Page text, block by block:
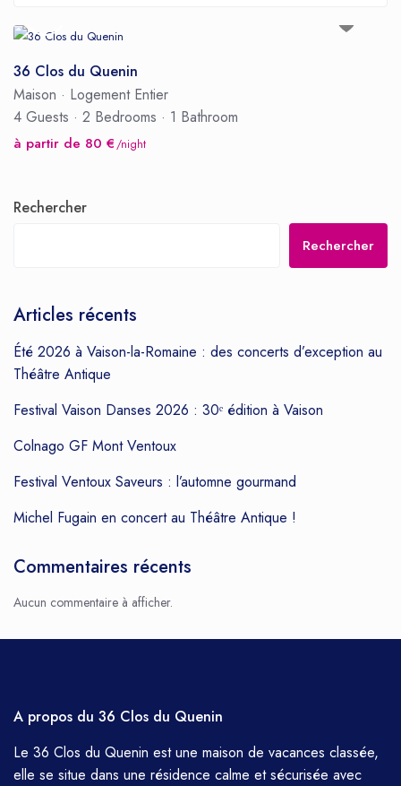
36 Clos du Quenin
Maison · Logement Entier
4 Guests · 2 Bedrooms · 1 Bathroom
à partir de 80 €/night
Rechercher
Rechercher
Articles récents
Été 2026 à Vaison-la-Romaine : des concerts d’exception au
Théâtre Antique
Festival Vaison Danses 2026 : 30ᵉ édition à Vaison
Colnago GF Mont Ventoux
Festival Ventoux Saveurs : l’automne gourmand
Michel Fugain en concert au Théâtre Antique !
Commentaires récents
Aucun commentaire à afficher.
A propos du 36 Clos du Quenin
Le 36 Clos du Quenin est une maison de vacances classée,
elle se situe dans une résidence calme et sécurisée avec